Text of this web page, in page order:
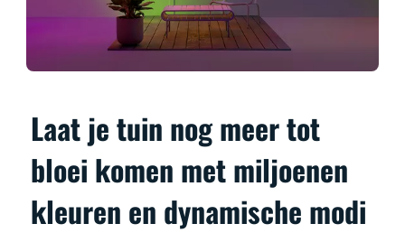
Laat je tuin nog meer tot
bloei komen met miljoenen
kleuren en dynamische modi